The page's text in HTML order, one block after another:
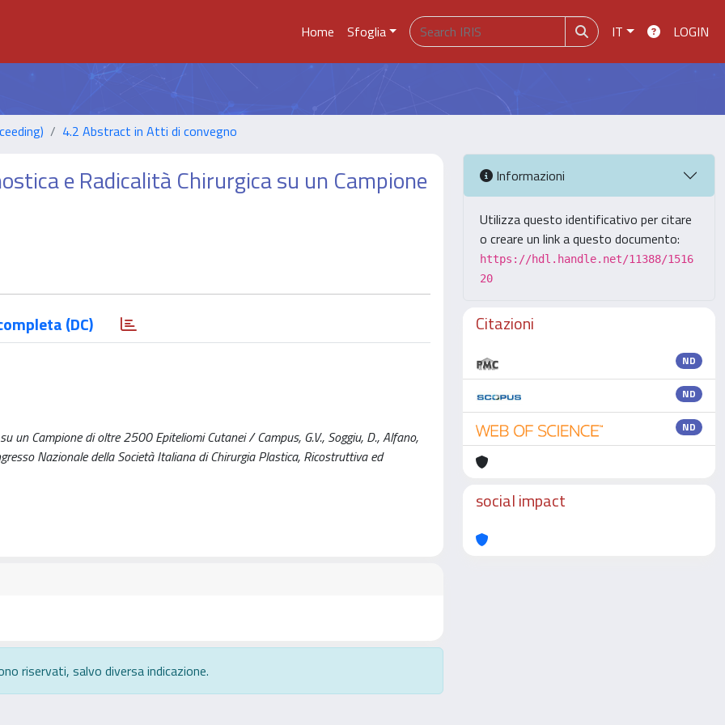
Home Sfoglia IT LOGIN
4.2 Abstract in Atti di convegno
e Radicalità Chirurgica su un Campione
(DC)
un Campione di oltre 2500 Epiteliomi Cutanei / Campus, G.V., Soggiu, D., Alfano,
Nazionale della Società Italiana di Chirurgia Plastica, Ricostruttiva ed
riservati, salvo diversa indicazione.
Informazioni
Utilizza questo identificativo per citare
o creare un link a questo documento:
https://hdl.handle.net/11388/1516
20
Citazioni
ND
ND
ND
social impact